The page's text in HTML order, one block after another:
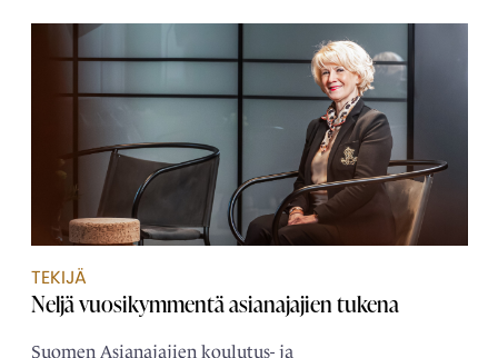
TEKIJÄ
Neljä ­vuosikymmentä ­asianajajien tukena
Suomen Asianajajien koulutus- ja